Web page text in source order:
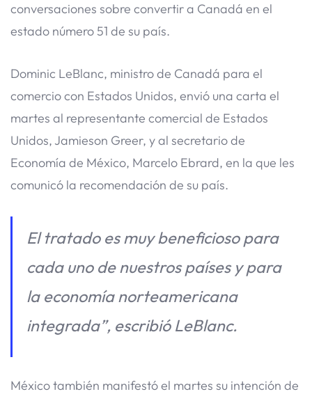
conversaciones sobre convertir a Canadá en el
estado número 51 de su país.
Dominic LeBlanc, ministro de Canadá para el
comercio con Estados Unidos, envió una carta el
martes al representante comercial de Estados
Unidos, Jamieson Greer, y al secretario de
Economía de México, Marcelo Ebrard, en la que les
comunicó la recomendación de su país.
El tratado es muy beneficioso para
cada uno de nuestros países y para
la economía norteamericana
integrada”, escribió LeBlanc.
México también manifestó el martes su intención de